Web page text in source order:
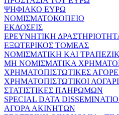
ΨΗΦΙΑΚΟ ΕΥΡΩ
ΝΟΜΙΣΜΑΤΟΚΟΠΕΙΟ
ΕΚΔΟΣΕΙΣ
ΕΡΕΥΝΗΤΙΚΗ
ΕΞΩΤΕΡΙΚΟΣ ΤΟΜΕΑΣ
ΝΟΜΙΣΜΑΤΙΚΗ ΚΑΙ
ΜΗ ΝΟΜΙΣΜΑΤΙΚΑ
ΧΡΗΜΑΤΟΠΙΣΤΩΤΙΚΕΣ
ΧΡΗΜΑΤΟΠΙΣΤΩΤΙΚΟΙ
ΣΤΑΤΙΣΤΙΚΕΣ ΠΛΗΡΩΜΩΝ
SPECIAL DATA
ΑΓΟΡΑ ΑΚΙΝΗΤΩΝ